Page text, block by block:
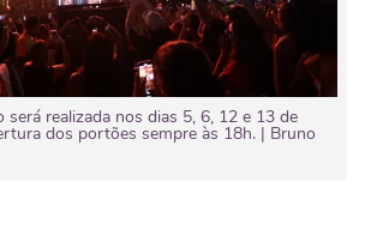
será realizada nos dias 5, 6, 12 e 13 de
dos portões sempre às 18h. | Bruno